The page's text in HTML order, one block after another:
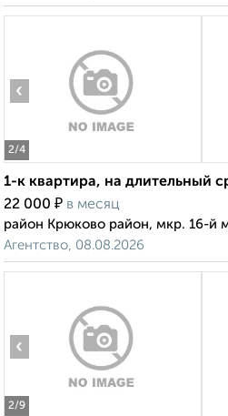
2/4
‹
1-к квартира, на длительный
22 000 ₽ в месяц
район Крюково район, мкр. 16-й
Агентство, 08.08.2026
2/9
‹